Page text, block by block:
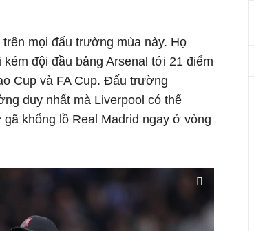
mọi đấu trường mùa này. Họ
đội đầu bảng Arsenal tới 21 điểm
Cup và FA Cup. Đấu trường
duy nhất mà Liverpool có thể
khổng lồ Real Madrid ngay ở vòng